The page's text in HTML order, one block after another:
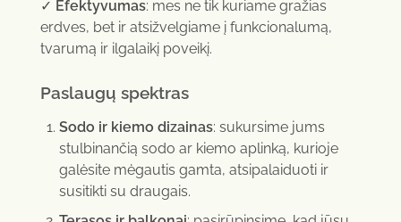
✓ Efektyvumas: mes ne tik kuriame gražias
erdves, bet ir atsižvelgiame į funkcionalumą,
tvarumą ir ilgalaikį poveikį.
Paslaugų spektras
Sodo ir kiemo dizainas: sukursime jums
stulbinančią sodo ar kiemo aplinką, kurioje
galėsite mėgautis gamta, atsipalaiduoti ir
susitikti su draugais.